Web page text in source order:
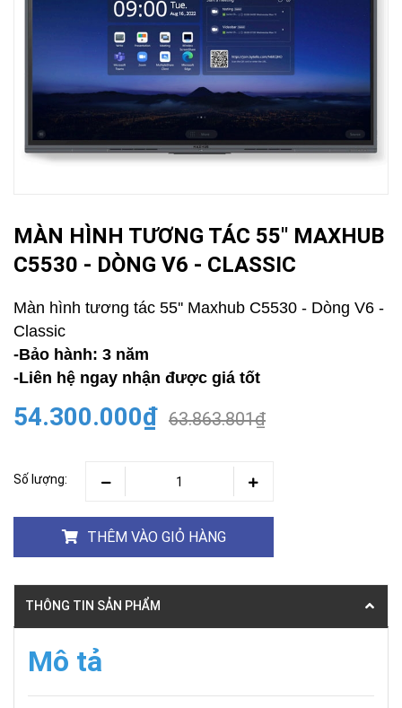
MÀN HÌNH TƯƠNG TÁC 55'' MAXHUB
C5530 - DÒNG V6 - CLASSIC
Màn hình tương tác 55'' Maxhub C5530 - Dòng V6 -
Classic
-Bảo hành: 3 năm
-Liên hệ ngay nhận được giá tốt
54.300.000₫ 63.863.801₫
Số lượng:
THÊM VÀO GIỎ HÀNG
THÔNG TIN SẢN PHẨM
Mô tả